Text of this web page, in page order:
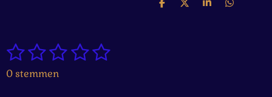
D
D
S
D
R
a
t
1
s
2
s
3
s
4 5
S
0 stemmen